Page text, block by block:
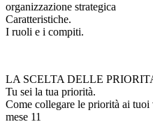
organizzazione strategica
Caratteristiche.
I ruoli e i compiti.
LA SCELTA DELLE
Tu sei la tua priorità.
Come collegare le priorità ai tuoi
mese 11